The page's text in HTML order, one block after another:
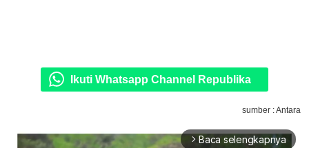
Ikuti Whatsapp Channel Republika
sumber : Antara
arrow_forward_ios Baca selengkapnya